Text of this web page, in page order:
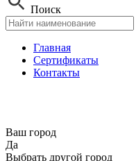
Поиск
Главная
Сертификаты
Контакты
Ваш город
Да
Выбрать другой город